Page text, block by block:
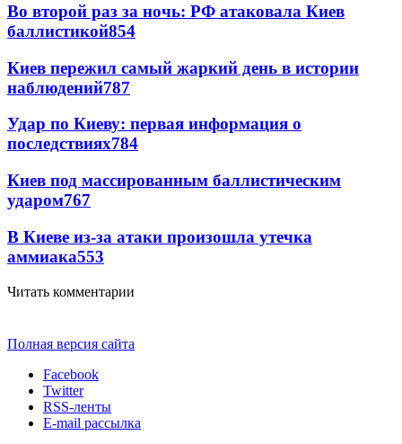
Во второй раз за ночь: РФ атаковала Киев
баллистикой854
Киев пережил самый жаркий день в истории
наблюдений787
Удар по Киеву: первая информация о
последствиях784
Киев под массированным баллистическим
ударом767
В Киеве из-за атаки произошла утечка
аммиака553
Читать комментарии
Полная версия сайта
Facebook
Twitter
RSS-ленты
E-mail рассылка